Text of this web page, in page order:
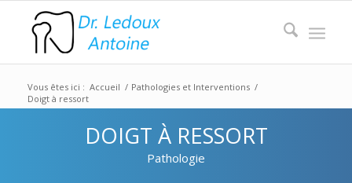
Vous êtes ici : Accueil / Pathologies et Interventions /
Doigt à ressort
DOIGT À RESSORT
Pathologie